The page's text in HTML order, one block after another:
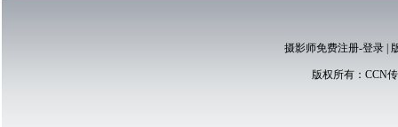
摄影师免费注册-登录|
版权所有： CCN